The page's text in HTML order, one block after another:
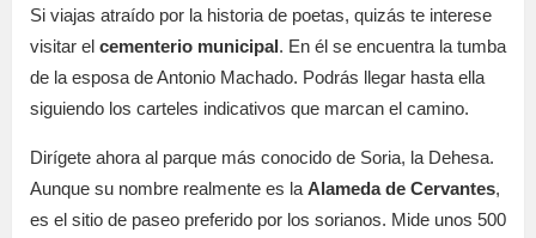
Si viajas atraído por la historia de poetas, quizás te interese
visitar el cementerio municipal. En él se encuentra la tumba
de la esposa de Antonio Machado. Podrás llegar hasta ella
siguiendo los carteles indicativos que marcan el camino.
Dirígete ahora al parque más conocido de Soria, la Dehesa.
Aunque su nombre realmente es la Alameda de Cervantes,
es el sitio de paseo preferido por los sorianos. Mide unos 500